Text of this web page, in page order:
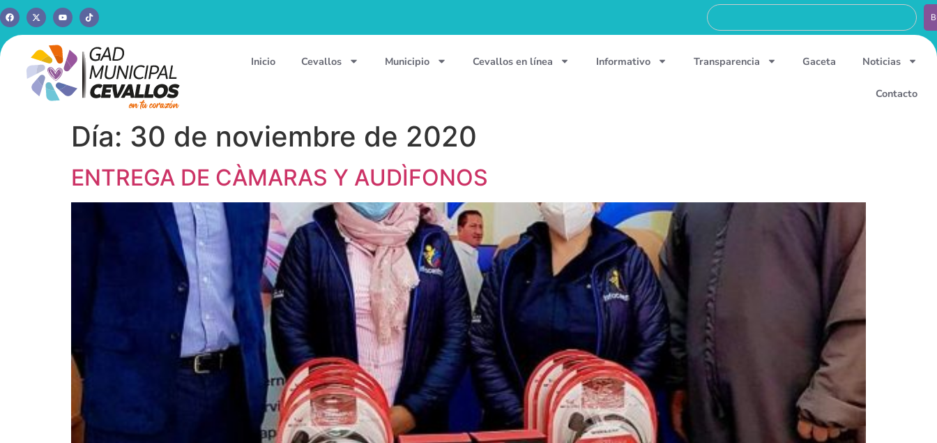
Inicio Cevallos Municipio Cevallos en línea Informativo Transparencia Gaceta Noticias
Contacto
Día: 30 de noviembre de 2020
ENTREGA DE CÀMARAS Y AUDÌFONOS